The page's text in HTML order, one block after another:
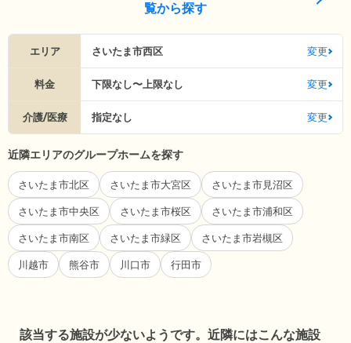
覧から探す
エリア さいたま市西区 変更
料金 下限なし〜上限なし 変更
介護/医療 指定なし 変更
近隣エリアのグループホームを探す
さいたま市北区 さいたま市大宮区 さいたま市見沼区
さいたま市中央区 さいたま市桜区 さいたま市浦和区
さいたま市南区 さいたま市緑区 さいたま市岩槻区
川越市 熊谷市 川口市 行田市
該当する施設が少ないようです。近隣にはこんな施設